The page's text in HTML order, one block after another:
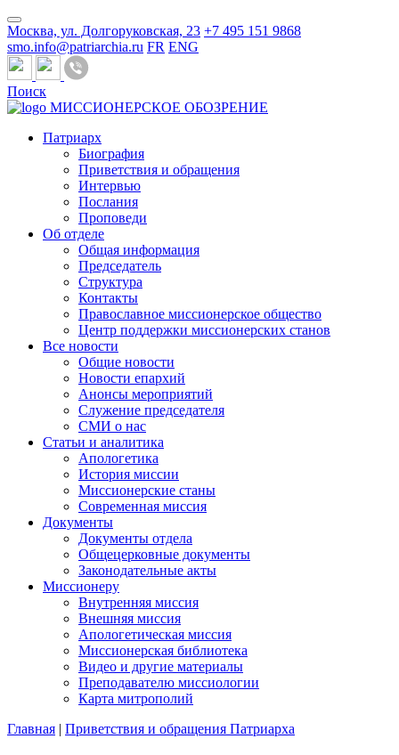
Москва, ул. Долгоруковская, 23 +7 495 151 9868
smo.info@patriarchia.ru FR ENG
Поиск
МИССИОНЕРСКОЕ ОБОЗРЕНИЕ
Патриарх
Биография
Приветствия и обращения
Интервью
Послания
Проповеди
Об отделе
Общая информация
Председатель
Структура
Контакты
Православное миссионерское общество
Центр поддержки миссионерских станов
Все новости
Общие новости
Новости епархий
Анонсы мероприятий
Служение председателя
СМИ о нас
Статьи и аналитика
Апологетика
История миссии
Миссионерские станы
Современная миссия
Документы
Документы отдела
Общецерковные документы
Законодательные акты
Миссионеру
Внутренняя миссия
Внешняя миссия
Апологетическая миссия
Миссионерская библиотека
Видео и другие материалы
Преподавателю миссиологии
Карта митрополий
Главная | Приветствия и обращения Патриарха